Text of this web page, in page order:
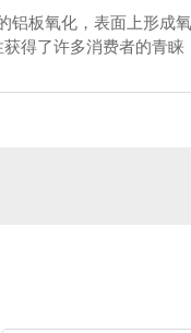
板氧化，表面上形成
得了许多消费者的青